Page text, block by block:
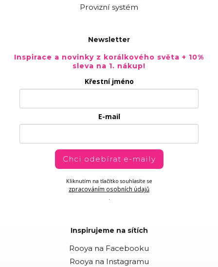
Provizní systém
Newsletter
Inspirace a novinky z korálkového světa + 10%
sleva na 1. nákup!
Křestní jméno
E-mail
Chci odebírat e-maily
Kliknutím na tlačítko souhlasíte se
zpracováním osobních údajů
.
Inspirujeme na sítích
Rooya na Facebooku
Rooya na Instagramu